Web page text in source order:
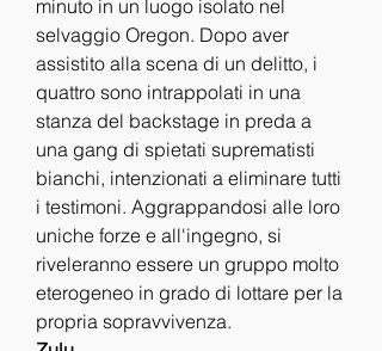
minuto in un luogo isolato nel
selvaggio Oregon. Dopo aver
assistito alla scena di un delitto, i
quattro sono intrappolati in una
stanza del backstage in preda a
una gang di spietati suprematisti
bianchi, intenzionati a eliminare tutti
i testimoni. Aggrappandosi alle loro
uniche forze e all'ingegno, si
riveleranno essere un gruppo molto
eterogeneo in grado di lottare per la
propria sopravvivenza.